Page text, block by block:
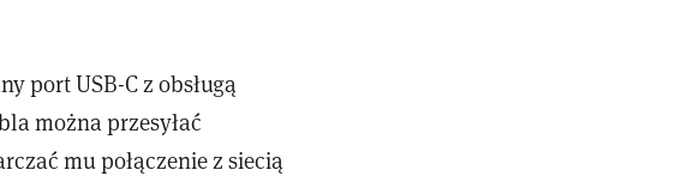
port USB-C z obsługą
można przesyłać
mu połączenie z siecią